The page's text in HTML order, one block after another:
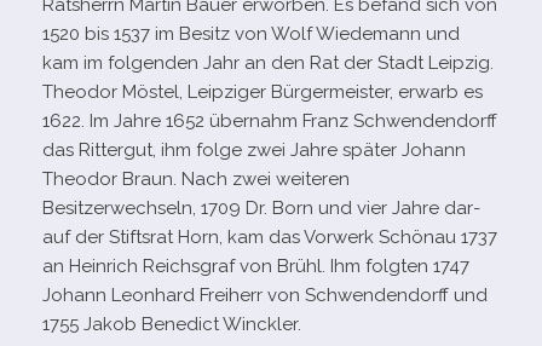
Ratsherrn Martin Bauer erwor­ben. Es befand sich von
1520 bis 1537 im Besitz von Wolf Wiedemann und
kam im fol­gen­den Jahr an den Rat der Stadt Leipzig.
Theodor Möstel, Leipziger Bürgermeister, erwarb es
1622. Im Jahre 1652 über­nahm Franz Schwendendorff
das Rittergut, ihm folge zwei Jahre spä­ter Johann
Theodor Braun. Nach zwei wei­te­ren
Besitzerwechseln, 1709 Dr. Born und vier Jahre dar­
auf der Stiftsrat Horn, kam das Vorwerk Schönau 1737
an Heinrich Reichsgraf von Brühl. Ihm folg­ten 1747
Johann Leonhard Freiherr von Schwendendorff und
1755 Jakob Benedict Winckler.